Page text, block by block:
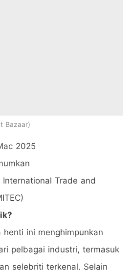
Bazaar
2025
International Trade and
ini menghimpunkan
pelbagai industri, termasuk
selebriti terkenal. Selain